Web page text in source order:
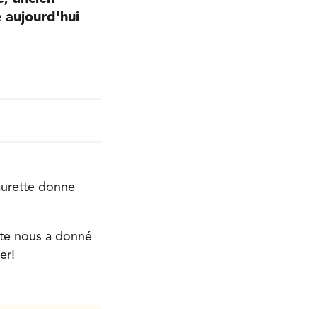
aujourd'hui
donne
nous a donné